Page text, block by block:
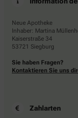
Neue Apotheke
Inhaber: Martina
Kaiserstraße 34
53721 Siegburg
Sie haben Fragen?
Kontaktieren Sie uns
Zahlarten